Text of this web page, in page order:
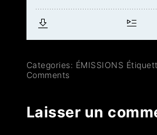
Categories: ÉMISSIONS
Comments
Laisser un